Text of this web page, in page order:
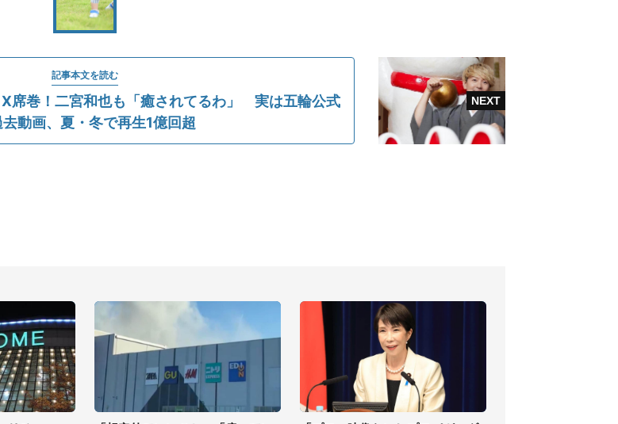
記事本文を読む
X席巻！二宮和也も「癒されてるわ」 実は五輪公式
動画、夏・冬で再生1億回超